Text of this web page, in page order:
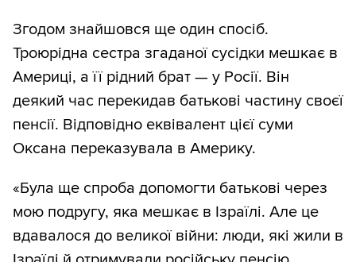
Згодом знайшовся ще один спосіб.
Троюрідна сестра згаданої сусідки мешкає в
Америці, а її рідний брат — у Росії. Він
деякий час перекидав батькові частину своєї
пенсії. Відповідно еквівалент цієї суми
Оксана переказувала в Америку.
«Була ще спроба допомогти батькові через
мою подругу, яка мешкає в Ізраїлі. Але це
вдавалося до великої війни: люди, які жили в